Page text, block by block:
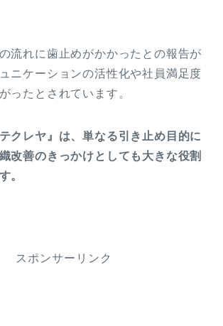
流れに歯止めがかかったとの報告が
ニケーションの活性化や社員満足度
ったとされています。
クレヤ』は、単なる引き止め目的に
改善のきっかけとしても大きな役割
。
スポンサーリンク